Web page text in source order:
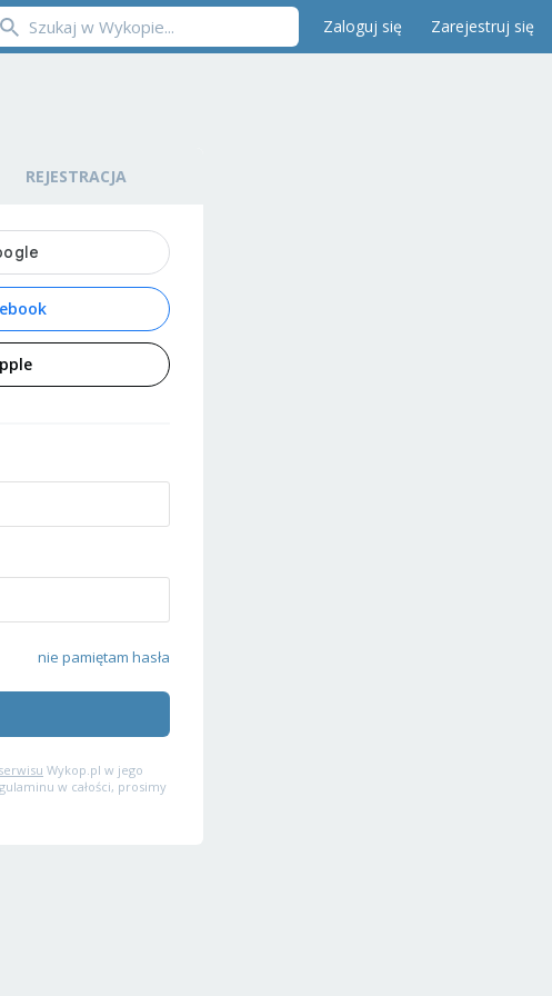
Zaloguj się Zarejestruj się
REJESTRACJA
nie pamiętam hasła
Wykop.pl w jego
w całości, prosimy